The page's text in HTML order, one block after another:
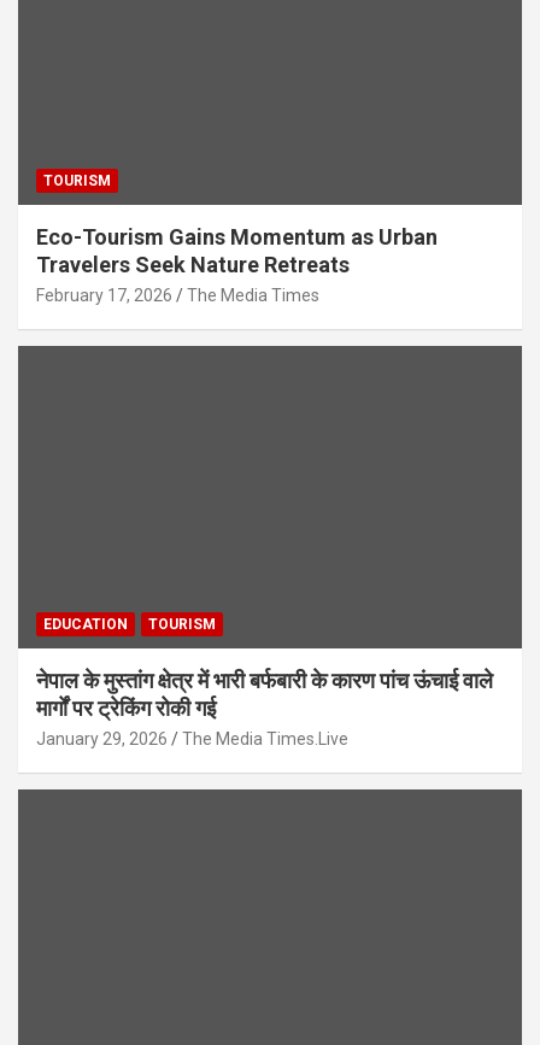
TOURISM
Eco-Tourism Gains Momentum as Urban
Travelers Seek Nature Retreats
February 17, 2026 The Media Times
EDUCATION TOURISM
नेपाल के मुस्तांग क्षेत्र में भारी बर्फबारी के कारण पांच ऊंचाई वाले
मार्गों पर ट्रेकिंग रोकी गई
January 29, 2026 The Media Times.Live